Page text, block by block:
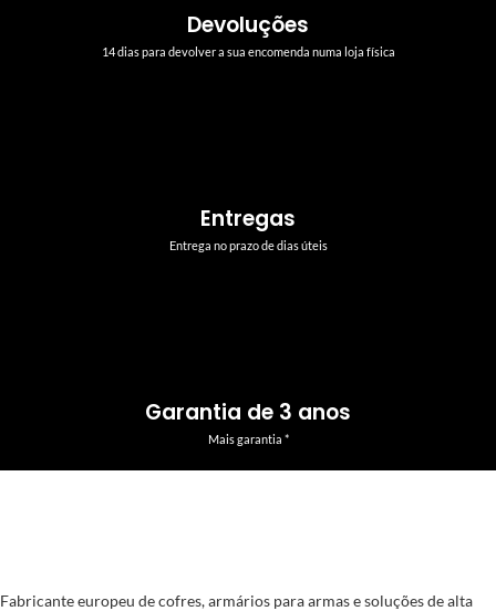
Devoluções
14 dias para devolver a sua encomenda numa loja física
Entregas
Entrega no prazo de dias úteis
Garantia de 3 anos
Mais garantia *
Fabricante europeu de cofres, armários para armas e soluções de alta